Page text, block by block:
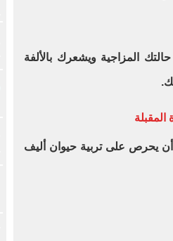
المزاجية ويشعرك بالألفة
المقبلة
أن يحرص على تربية حيوان أليف